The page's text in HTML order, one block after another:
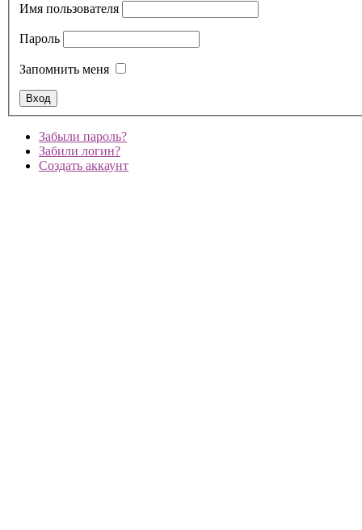
Имя пользователя
Пароль
Запомнить меня
Забыли пароль?
Забили логин?
Создать аккаунт